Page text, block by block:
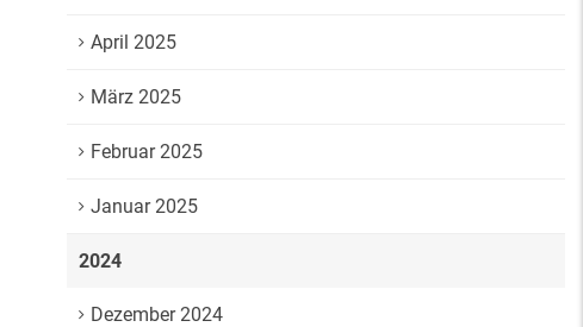
April 2025
März 2025
Februar 2025
Januar 2025
2024
Dezember 2024